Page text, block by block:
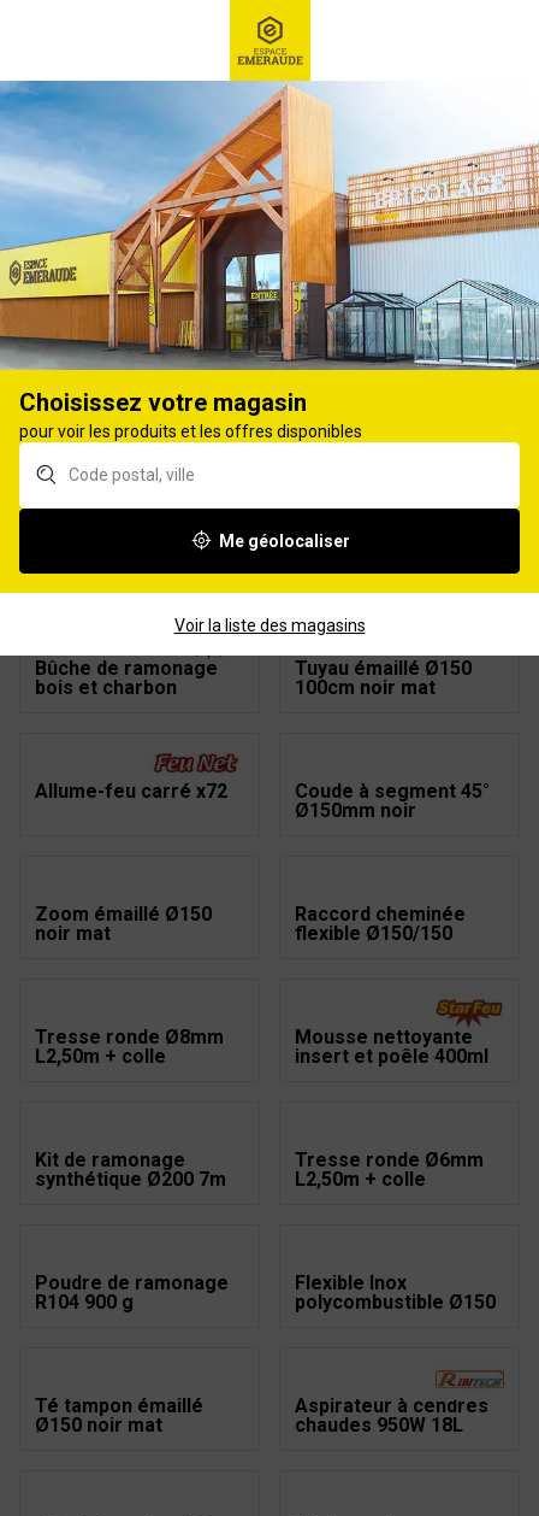
Ex : Robot tondeuse, ...
Chauffage bois et granulés
FUMISTERIE, ENTRETIEN, RAMONAGE
produits Affiner
Aspirateur à cendres
1000W PRCEN001 18L
Pompe de
transvasement à piles
Aspirateur à cendres
Allume-feu PYROFEU
Bûche de ramonage
bois et charbon
Tuyau émaillé Ø150
100cm noir mat
Allume-feu carré x72
Coude à segment 45°
Ø150mm noir
Zoom émaillé Ø150
noir mat
Raccord cheminée
flexible Ø150/150
Tresse ronde Ø8mm
L2,50m + colle
Mousse nettoyante
insert et poêle 400ml
Kit de ramonage
synthétique Ø200 7m
Tresse ronde Ø6mm
L2,50m + colle
Poudre de ramonage
R104 900 g
Flexible Inox
polycombustible Ø150
Té tampon émaillé
Ø150 noir mat
Aspirateur à cendres
chaudes 950W 18L
Choisissez votre magasin
pour voir les produits et les offres disponibles
Me géolocaliser
Voir la liste des magasins